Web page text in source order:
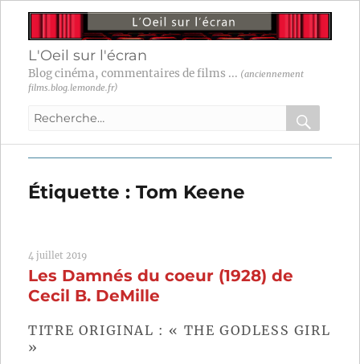
L'Oeil sur l'écran
Blog cinéma, commentaires de films ... (anciennement
films.blog.lemonde.fr)
Recherche
:
OK
Étiquette :Tom Keene
4 juillet 2019
Les Damnés du coeur (1928) de
Cecil B. DeMille
TITRE ORIGINAL : « THE GODLESS GIRL
»